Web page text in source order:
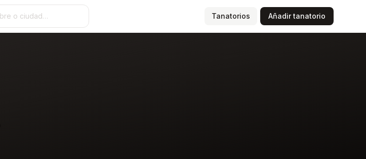
Tanatorios(página actual)
Añadir tanatorio